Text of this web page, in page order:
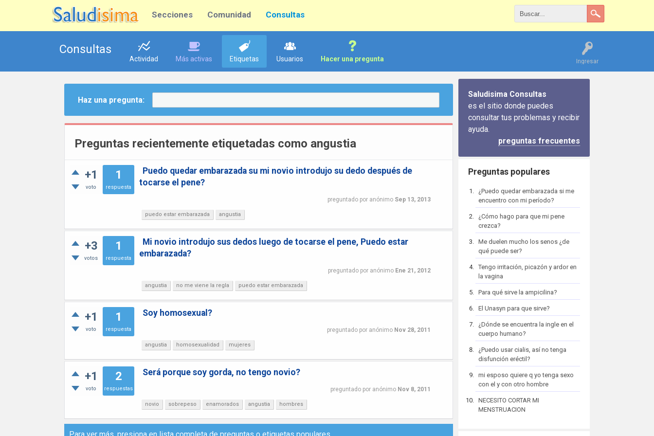
Secciones Comunidad Consultas
Ingresar
Consultas
Actividad Más activas Etiquetas Usuarios Hacer una pregunta
Haz una pregunta:
Preguntas recientemente etiquetadas como angustia
+1
voto
1
respuesta
Puedo quedar embarazada su mi novio introdujo su dedo después de
tocarse el pene?
preguntado por anónimo Sep 13, 2013
puedo estar embarazada angustia
+3
votos
1
respuesta
Mi novio introdujo sus dedos luego de tocarse el pene, Puedo estar
embarazada?
preguntado por anónimo Ene 21, 2012
angustia no me viene la regla puedo estar embarazada
+1
voto
1
respuesta
Soy homosexual?
preguntado por anónimo Nov 28, 2011
angustia homosexualidad mujeres
+1
voto
2
respuestas
Será porque soy gorda, no tengo novio?
preguntado por anónimo Nov 8, 2011
novio sobrepeso enamorados angustia hombres
Saludisima Consultas
es el sitio donde puedes
consultar tus problemas y recibir
ayuda.
preguntas frecuentes
Preguntas populares
¿Puedo quedar embarazada si me
encuentro con mi período?
¿Cómo hago para que mi pene
crezca?
Me duelen mucho los senos ¿de
qué puede ser?
Tengo irritación, picazón y ardor en
la vagina
Para qué sirve la ampicilina?
El Unasyn para que sirve?
¿Dónde se encuentra la ingle en el
cuerpo humano?
¿Puedo usar cialis, así no tenga
disfunción eréctil?
mi esposo quiere q yo tenga sexo
con el y con otro hombre
NECESITO CORTAR MI
MENSTRUACION